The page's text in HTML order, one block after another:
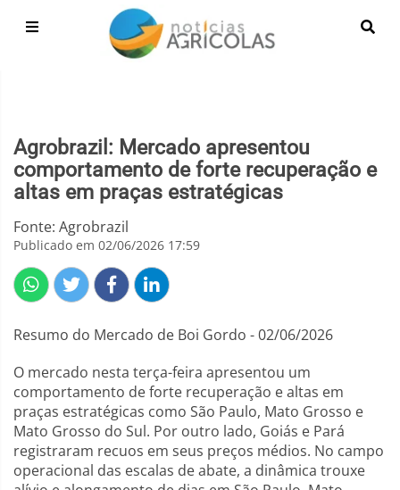
Agrobrazil: Mercado apresentou
comportamento de forte recuperação e
altas em praças estratégicas
Fonte: Agrobrazil
Publicado em 02/06/2026 17:59
Resumo do Mercado de Boi Gordo - 02/06/2026
O mercado nesta terça-feira apresentou um
comportamento de forte recuperação e altas em
praças estratégicas como São Paulo, Mato Grosso e
Mato Grosso do Sul. Por outro lado, Goiás e Pará
registraram recuos em seus preços médios. No campo
operacional das escalas de abate, a dinâmica trouxe